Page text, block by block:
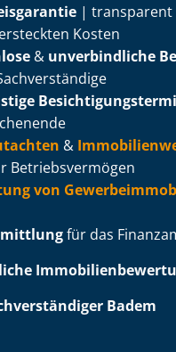
| transparent
Kosten
& unverbindliche
&
Be­triebs­ver­mö­gen
von
für das
Badem